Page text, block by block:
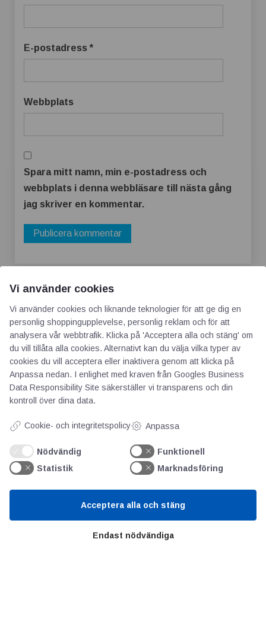
E-postadress *
Webbplats
Spara mitt namn, min e-postadress och
webbplats i denna webbläsare till nästa gång
jag skriver en kommentar.
AOTI
Om oss
Priser
GDPR
Kunskapscentrum
Chalmers Industriteknik
Vi använder cookies
Vi använder cookies och liknande teknologier för att ge dig en
personlig shoppingupplevelse, personlig reklam och för att
analysera vår webbtrafik. Klicka på 'Acceptera alla och stäng' om
du vill tillåta alla cookies. Alternativt kan du välja vilka typer av
cookies du vill acceptera eller inaktivera genom att klicka på
Anpassa nedan. I enlighet med kraven från Googles Business
Data Responsibility Site säkerställer vi transparens och din
kontroll över dina data.
Cookie- och integritetspolicy Anpassa
Nödvändig
Funktionell
Statistik
Marknadsföring
Endast nödvändiga
Acceptera alla och stäng